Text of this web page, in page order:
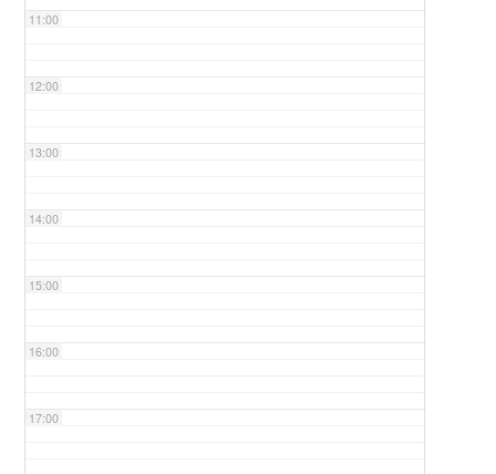
11:00
12:00
13:00
14:00
15:00
16:00
17:00